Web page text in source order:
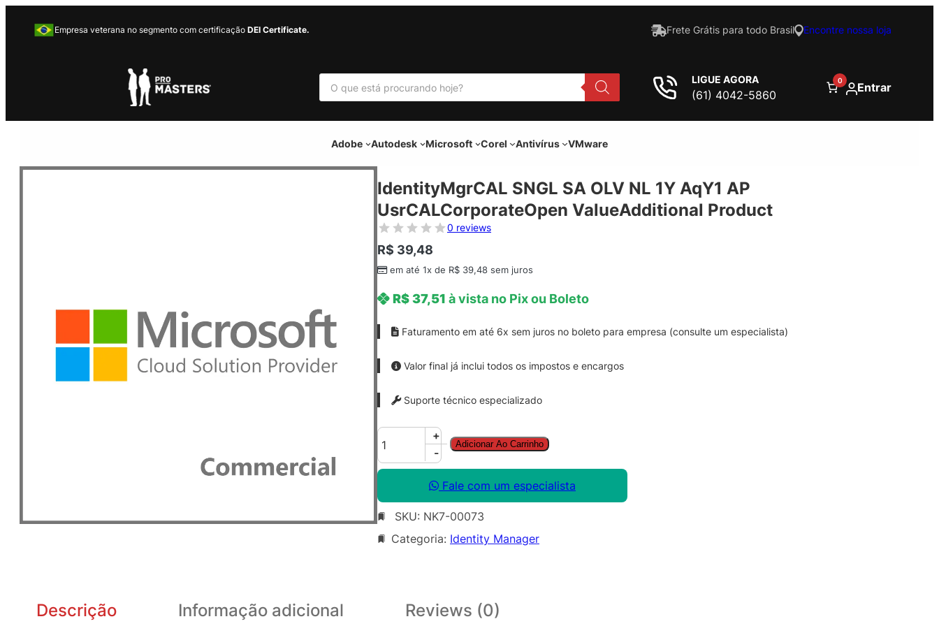
Empresa veterana no segmento com certificação DEI Certificate. Frete Grátis para todo Brasil Encontre nossa loja
P
s
u
r
LIGUE AGORA
(61) 4042-5860
0 Entrar
Adobe Autodesk Microsoft Corel Antivírus VMware
IdentityMgrCAL SNGL SA OLV NL 1Y AqY1 AP
UsrCALCorporateOpen ValueAdditional Product
0 reviews
R$ 39,48
em até 1x de R$ 39,48 sem juros
R$37,51 à vista no Pix ou Boleto
Faturamento em até 6x sem juros no boleto para empresa (consulte um especialista)
Valor final já inclui todos os impostos e encargos
Suporte técnico especializado
I
e
t
i
t
+
-
Adicionar Ao Carrinho
Fale com um especialista
SKU: NK7-00073
Categoria: Identity Manager
Descrição Informação adicional Reviews (0)